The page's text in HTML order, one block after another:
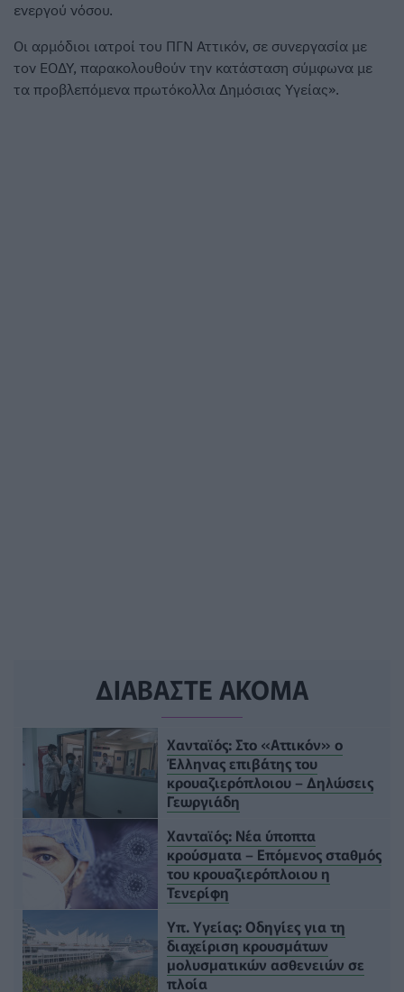
ενεργού νόσου.
Οι αρμόδιοι ιατροί του ΠΓΝ Αττικόν, σε συνεργασία με
τον ΕΟΔΥ, παρακολουθούν την κατάσταση σύμφωνα με
τα προβλεπόμενα πρωτόκολλα Δημόσιας Υγείας».
ΔΙΑΒΑΣΤΕ ΑΚΟΜΑ
Χανταϊός: Στο «Αττικόν» ο
Έλληνας επιβάτης του
κρουαζιερόπλοιου – Δηλώσεις
Γεωργιάδη
Χανταϊός: Νέα ύποπτα
κρούσματα – Επόμενος σταθμός
του κρουαζιερόπλοιου η
Τενερίφη
Υπ. Υγείας: Οδηγίες για τη
διαχείριση κρουσμάτων
μολυσματικών ασθενειών σε
πλοία